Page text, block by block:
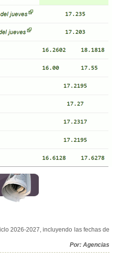
2026-2027, incluyendo las fechas de
Por: Agencias